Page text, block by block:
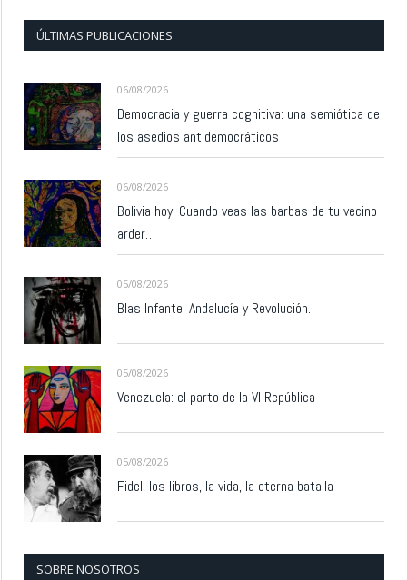
ÚLTIMAS PUBLICACIONES
06/08/2026
Democracia y guerra cognitiva: una semiótica de
los asedios antidemocráticos
06/08/2026
Bolivia hoy: Cuando veas las barbas de tu vecino
arder…
05/08/2026
Blas Infante: Andalucía y Revolución.
05/08/2026
Venezuela: el parto de la VI República
05/08/2026
Fidel, los libros, la vida, la eterna batalla
SOBRE NOSOTROS